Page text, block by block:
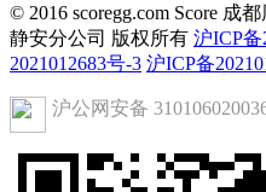
© 2016 scoregg.com Score 成
静安分公司 版权所有 沪ICP备
2021012683号-3 沪ICP备
沪公网安备